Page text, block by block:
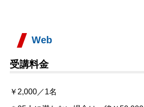
Web
受講料金
￥2,000／1名